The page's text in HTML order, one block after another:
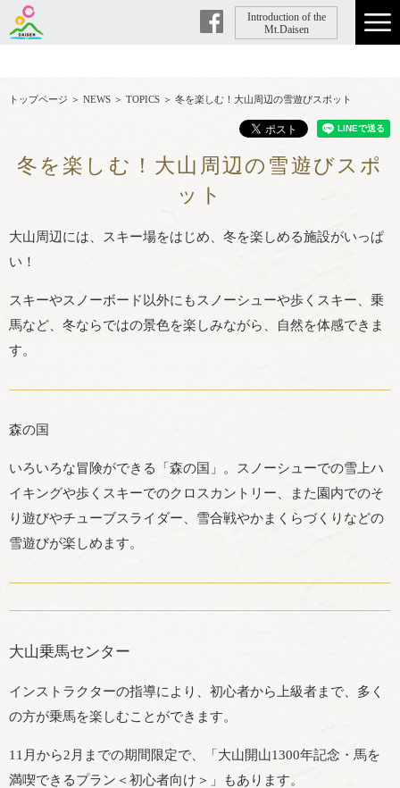
Facebook
Introduction of the
Mt.Daisen
トップページ ＞ NEWS ＞ TOPICS ＞ 冬を楽しむ！大山周辺の雪遊びスポット
冬を楽しむ！大山周辺の雪遊びスポ
ット
大山周辺には、スキー場をはじめ、冬を楽しめる施設がいっぱ
い！
スキーやスノーボード以外にもスノーシューや歩くスキー、乗
馬など、冬ならではの景色を楽しみながら、自然を体感できま
す。
森の国
いろいろな冒険ができる「森の国」。スノーシューでの雪上ハ
イキングや歩くスキーでのクロスカントリー、また園内でのそ
り遊びやチューブスライダー、雪合戦やかまくらづくりなどの
雪遊びが楽しめます。
大山乗馬センター
インストラクターの指導により、初心者から上級者まで、多く
の方が乗馬を楽しむことができます。
11月から2月までの期間限定で、「大山開山1300年記念・馬を
満喫できるプラン＜初心者向け＞」もあります。